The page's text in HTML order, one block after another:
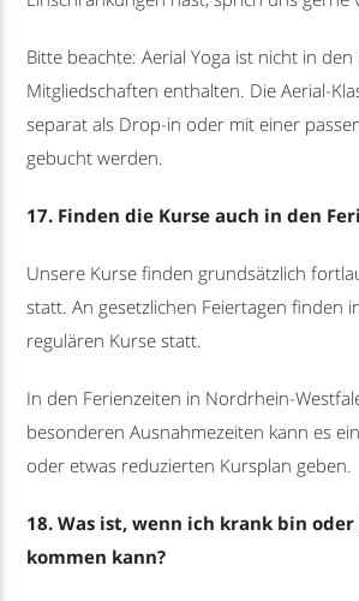
Bitte beachte: Aerial Yoga ist nicht in
Mitgliedschaften enthalten. Die Aerial-
separat als Drop-in oder mit einer
gebucht werden.
17. Finden die Kurse auch in den
Unsere Kurse finden grundsätzlich
statt. An gesetzlichen Feiertagen finden
regulären Kurse statt.
In den Ferienzeiten in Nordrhein-
besonderen Ausnahmezeiten kann es
oder etwas reduzierten Kursplan geben.
18. Was ist, wenn ich krank bin
kommen kann?